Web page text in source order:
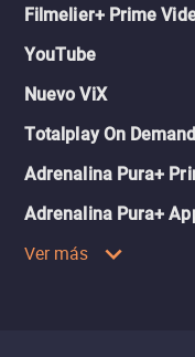
Filmelier+ Prime
YouTube
Nuevo ViX
Totalplay On Demand
Adrenalina Pura+
Adrenalina Pura+
Ver más